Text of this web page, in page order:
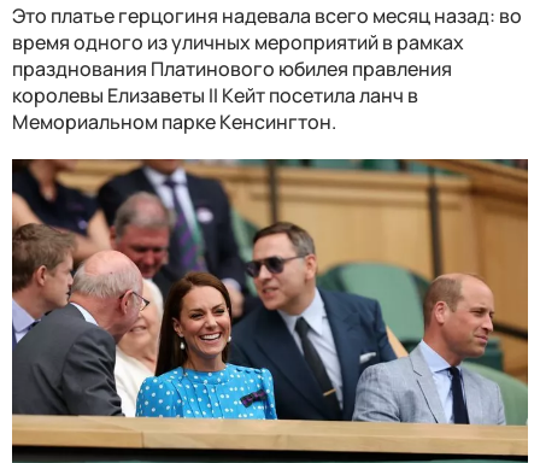
Это платье герцогиня надевала всего месяц назад: во
время одного из уличных мероприятий в рамках
празднования Платинового юбилея правления
королевы Елизаветы II Кейт посетила ланч в
Мемориальном парке Кенсингтон.